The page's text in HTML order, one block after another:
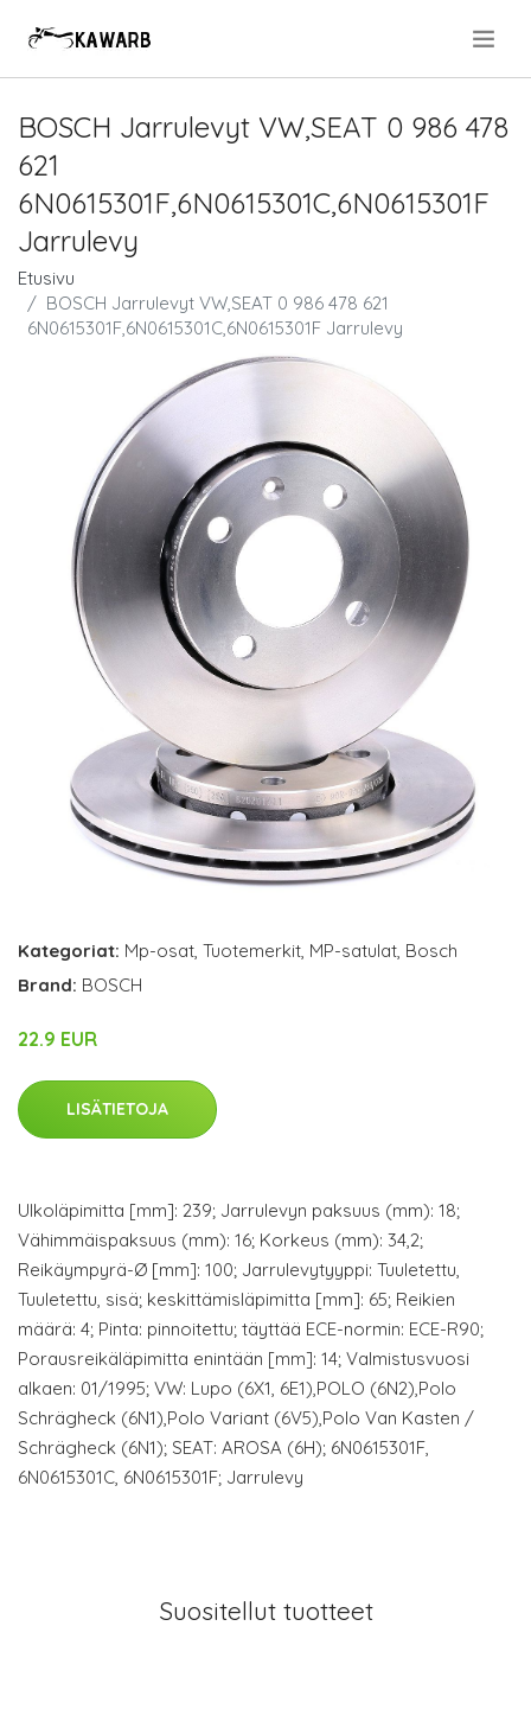
BOSCH Jarrulevyt VW,SEAT 0 986 478
621
6N0615301F,6N0615301C,6N0615301F
Jarrulevy
Etusivu
BOSCH Jarrulevyt VW,SEAT 0 986 478 621
6N0615301F,6N0615301C,6N0615301F Jarrulevy
Kategoriat: Mp-osat, Tuotemerkit, MP-satulat, Bosch
Brand: BOSCH
22.9 EUR
LISÄTIETOJA
Ulkoläpimitta [mm]: 239; Jarrulevyn paksuus (mm): 18;
Vähimmäispaksuus (mm): 16; Korkeus (mm): 34,2;
Reikäympyrä-Ø [mm]: 100; Jarrulevytyyppi: Tuuletettu,
Tuuletettu, sisä; keskittämisläpimitta [mm]: 65; Reikien
määrä: 4; Pinta: pinnoitettu; täyttää ECE-normin: ECE-R90;
Porausreikäläpimitta enintään [mm]: 14; Valmistusvuosi
alkaen: 01/1995; VW: Lupo (6X1, 6E1),POLO (6N2),Polo
Schrägheck (6N1),Polo Variant (6V5),Polo Van Kasten /
Schrägheck (6N1); SEAT: AROSA (6H); 6N0615301F,
6N0615301C, 6N0615301F; Jarrulevy
Suositellut tuotteet